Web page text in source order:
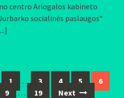
centro Ariogalos kabineto
socialinės paslaugos“
1 … 3 4 5
6
9 … 19 Next